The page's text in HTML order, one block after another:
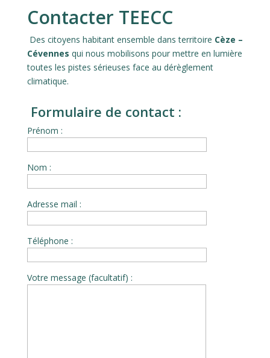
Contacter TEECC
Des citoyens habitant ensemble dans territoire Cèze –
Cévennes qui nous mobilisons pour mettre en lumière
toutes les pistes sérieuses face au dérèglement
climatique.
Formulaire de contact :
Prénom :
Nom :
Adresse mail :
Téléphone :
Votre message (facultatif) :